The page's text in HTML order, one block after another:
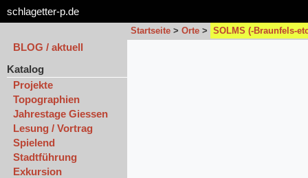
schlagetter-p.de
Startseite > Orte > SOLMS (-Braunfels-
BLOG / aktuell
Katalog
Projekte
Topographien
Jahrestage Giessen
Lesung / Vortrag
Spielend
Stadtführung
Exkursion